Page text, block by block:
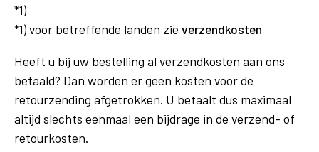
*1)
*1) voor betreffende landen zie verzendkosten
Heeft u bij uw bestelling al verzendkosten aan ons
betaald? Dan worden er geen kosten voor de
retourzending afgetrokken. U betaalt dus maximaal
altijd slechts eenmaal een bijdrage in de verzend- of
retourkosten.